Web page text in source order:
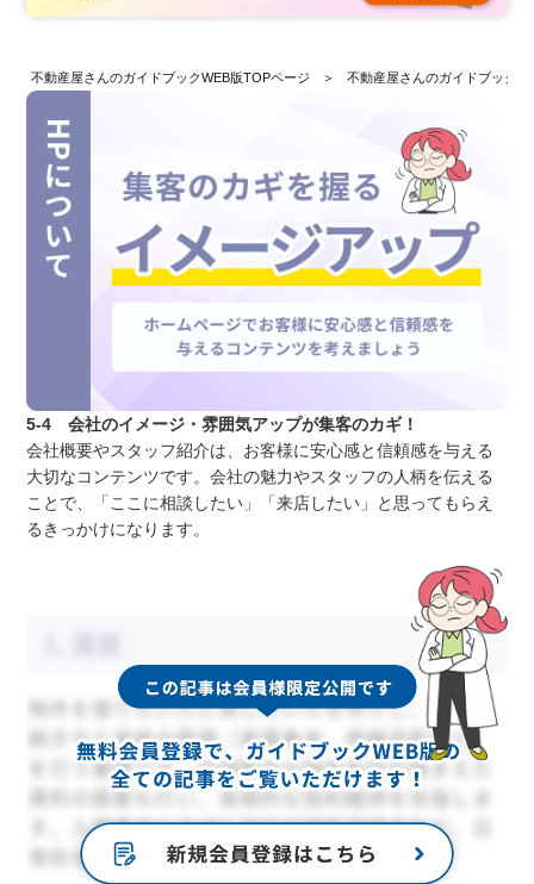
不動産屋さんのガイドブックWEB版TOPページ 不動産屋さんのガイドブック
5-4 会社のイメージ・雰囲気アップが集客のカギ！
会社概要やスタッフ紹介は、お客様に安心感と信頼感を与える
大切なコンテンツです。会社の魅力やスタッフの人柄を伝える
ことで、「ここに相談したい」「来店したい」と思ってもらえ
るきっかけになります。